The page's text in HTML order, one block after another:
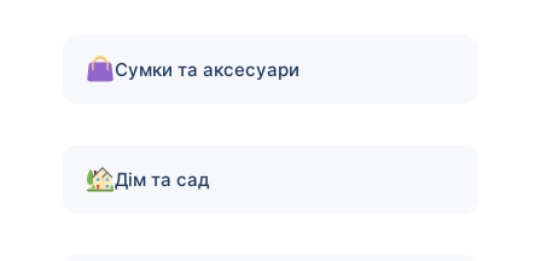
Сумки та аксесуари
Дім та сад